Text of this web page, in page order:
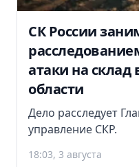
СК России
атаки на
области
Дело расследует
управление СКР.
18:03, 3 августа